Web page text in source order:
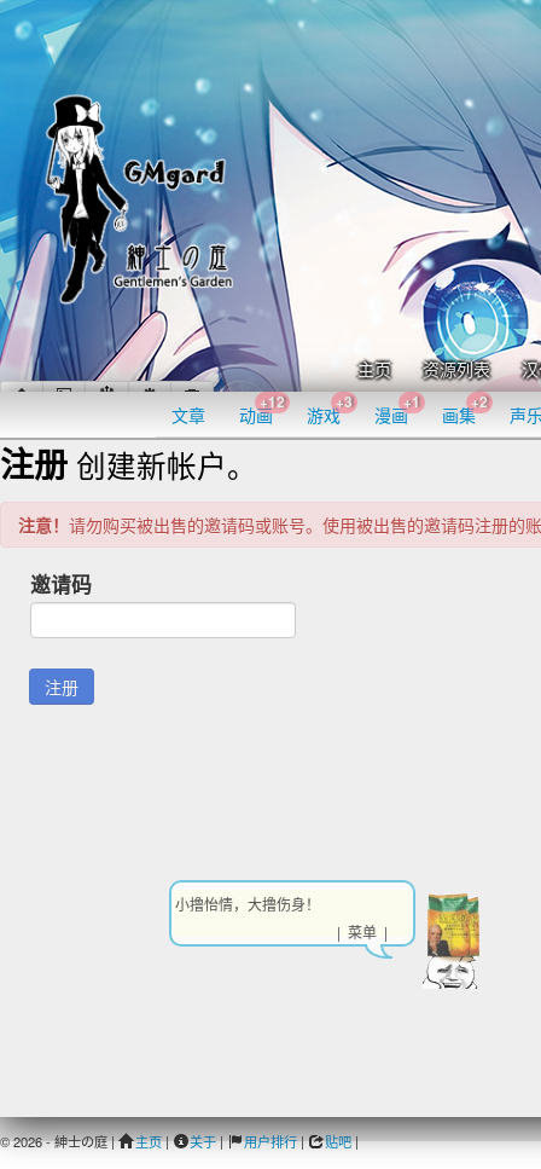
主页 资源列表
文章 动画
+12
游戏
+3
漫画
+1
画集
+2
声
注册 创建新帐户。
注意！ 请勿购买被出售的邀请码或账号。使用被出售的邀请码注册的
邀请码
© 2026 - 紳士の庭 | 主页| 关于| 用户排行| 贴吧|
小撸怡情，大撸伤身！
| 菜单 |